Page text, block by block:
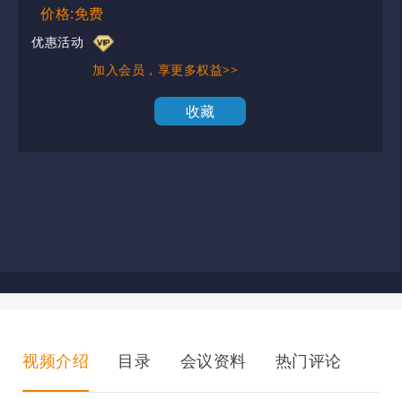
价格:免费
优惠活动
加入会员，享更多权益>>
收藏
视频介绍 目录 会议资料 热门评论